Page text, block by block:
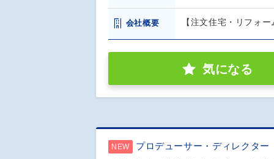
会社概要 【注文住宅・リフォ
気になる
NEW プロデューサー・ディレクタ